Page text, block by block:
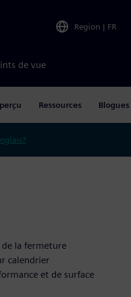
Region | FR
de vue
Ressources Blogues
de la fermeture
calendrier
et de surface